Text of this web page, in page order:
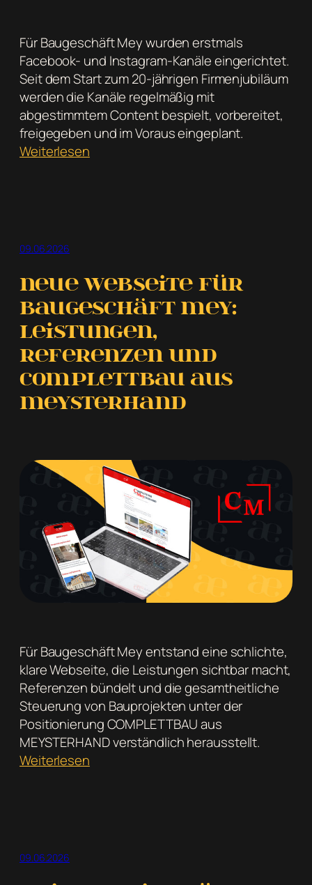
Für Baugeschäft Mey wurden erstmals
Facebook- und Instagram-Kanäle eingerichtet.
Seit dem Start zum 20-jährigen Firmenjubiläum
werden die Kanäle regelmäßig mit
abgestimmtem Content bespielt, vorbereitet,
freigegeben und im Voraus eingeplant.
Weiterlesen:
Kanäle,
regelmäßiger
Content
und
abgestimmte
Betreuung
09.06.2026
Neue Webseite für
Baugeschäft Mey:
Leistungen,
Referenzen und
COMPLETTBAU aus
MEYSTERHAND
Für Baugeschäft Mey entstand eine schlichte,
klare Webseite, die Leistungen sichtbar macht,
Referenzen bündelt und die gesamtheitliche
Steuerung von Bauprojekten unter der
Positionierung COMPLETTBAU aus
MEYSTERHAND verständlich herausstellt.
Weiterlesen:
09.06.2026